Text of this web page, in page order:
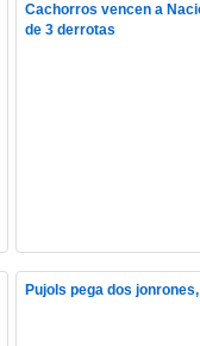
Cachorros vencen a
de 3 derrotas
Pujols pega dos